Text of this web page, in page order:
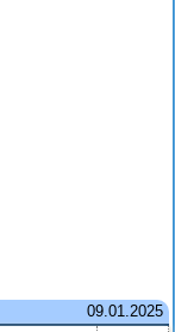
09.01.2025